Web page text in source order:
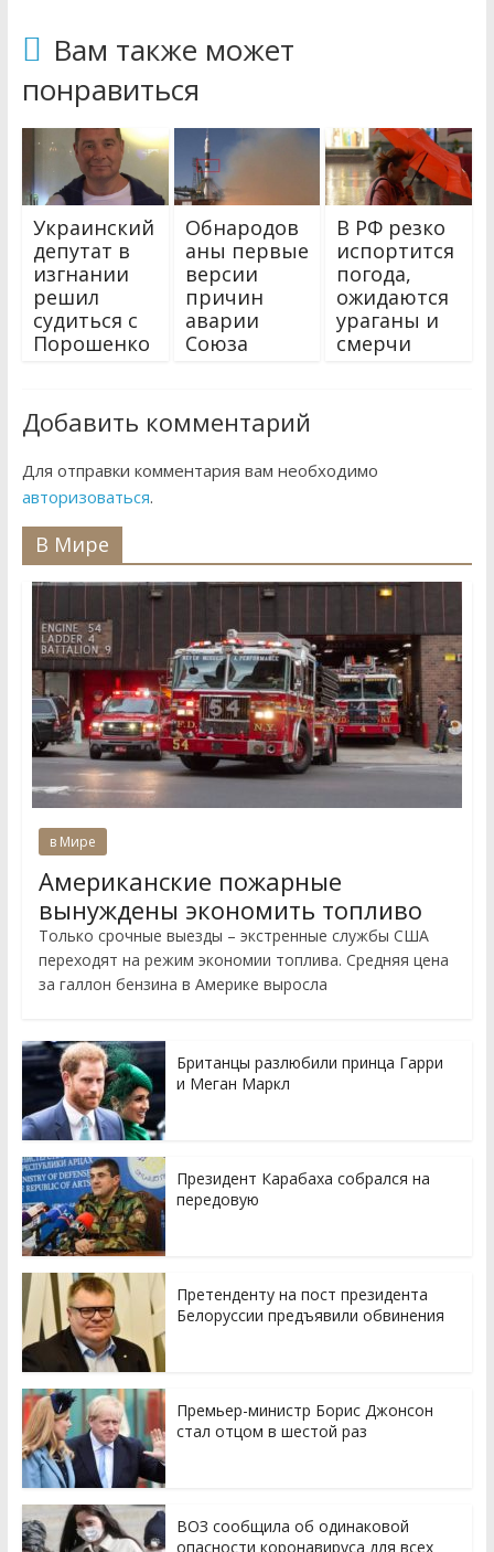
Вам также может
понравиться
Украинский
депутат в
изгнании
решил
судиться с
Порошенко
Обнародов
аны первые
версии
причин
аварии
Союза
В РФ резко
испортится
погода,
ожидаются
ураганы и
смерчи
Добавить комментарий
Для отправки комментария вам необходимо
авторизоваться.
В Мире
в Мире
Американские пожарные
вынуждены экономить топливо
Только срочные выезды – экстренные службы США
переходят на режим экономии топлива. Средняя цена
за галлон бензина в Америке выросла
Британцы разлюбили принца Гарри
и Меган Маркл
Президент Карабаха собрался на
передовую
Претенденту на пост президента
Белоруссии предъявили обвинения
Премьер-министр Борис Джонсон
стал отцом в шестой раз
ВОЗ сообщила об одинаковой
опасности коронавируса для всех